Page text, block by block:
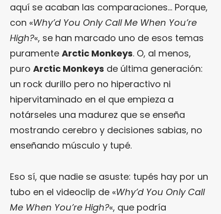
aquí se acaban las comparaciones… Porque,
con «Why’d You Only Call Me When You’re
High?«, se han marcado uno de esos temas
puramente Arctic Monkeys. O, al menos,
puro Arctic Monkeys de última generación:
un rock durillo pero no hiperactivo ni
hipervitaminado en el que empieza a
notárseles una madurez que se enseña
mostrando cerebro y decisiones sabias, no
enseñando músculo y tupé.
Eso sí, que nadie se asuste: tupés hay por un
tubo en el videoclip de «Why’d You Only Call
Me When You’re High?«, que podría